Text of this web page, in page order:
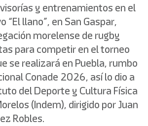
y entrenamientos en el
“El llano”, en San Gaspar,
morelense de rugby
para competir en el torneo
se realizará en Puebla, rumbo
Conade 2026, así lo dio a
del Deporte y Cultura Física
(Indem), dirigido por Juan
Robles.